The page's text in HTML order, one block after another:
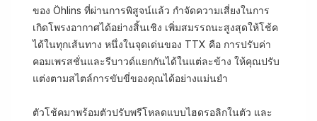
ของ Öhlins ที่ผ่านการพิสูจน์แล้ว กำจัดความเสี่ยงในการ
เกิดโพรงอากาศได้อย่างสิ้นเชิง เพิ่มสมรรถนะสูงสุดให้โช้ค
ได้ในทุกเส้นทาง หนึ่งในจุดเด่นของ TTX คือ การปรับค่า
คอมเพรสชั่นและรีบาวด์แยกกันได้ในแต่ละข้าง ให้คุณปรับ
แต่งตามสไตล์การขับขี่ของคุณได้อย่างแม่นยำ
ตัวโช้คมาพร้อมตัวปรับพรีโหลดแบบไฮดรอลิกในตัว และ